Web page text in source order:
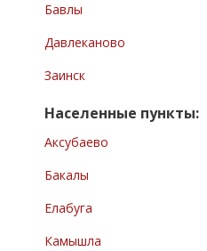
Бавлы
Давлеканово
Заинск
Населенные пункты:
Аксубаево
Бакалы
Елабуга
Камышла